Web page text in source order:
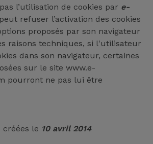
l’utilisation de cookies par e-
refuser l’activation des cookies
proposés par son navigateur
raisons techniques, si l'utilisateur
dans son navigateur, certaines
sur le site www.e-
pourront ne pas lui être
créées le 10 avril 2014